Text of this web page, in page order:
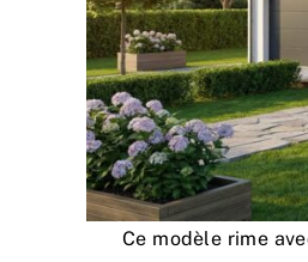
Ce modèle rime